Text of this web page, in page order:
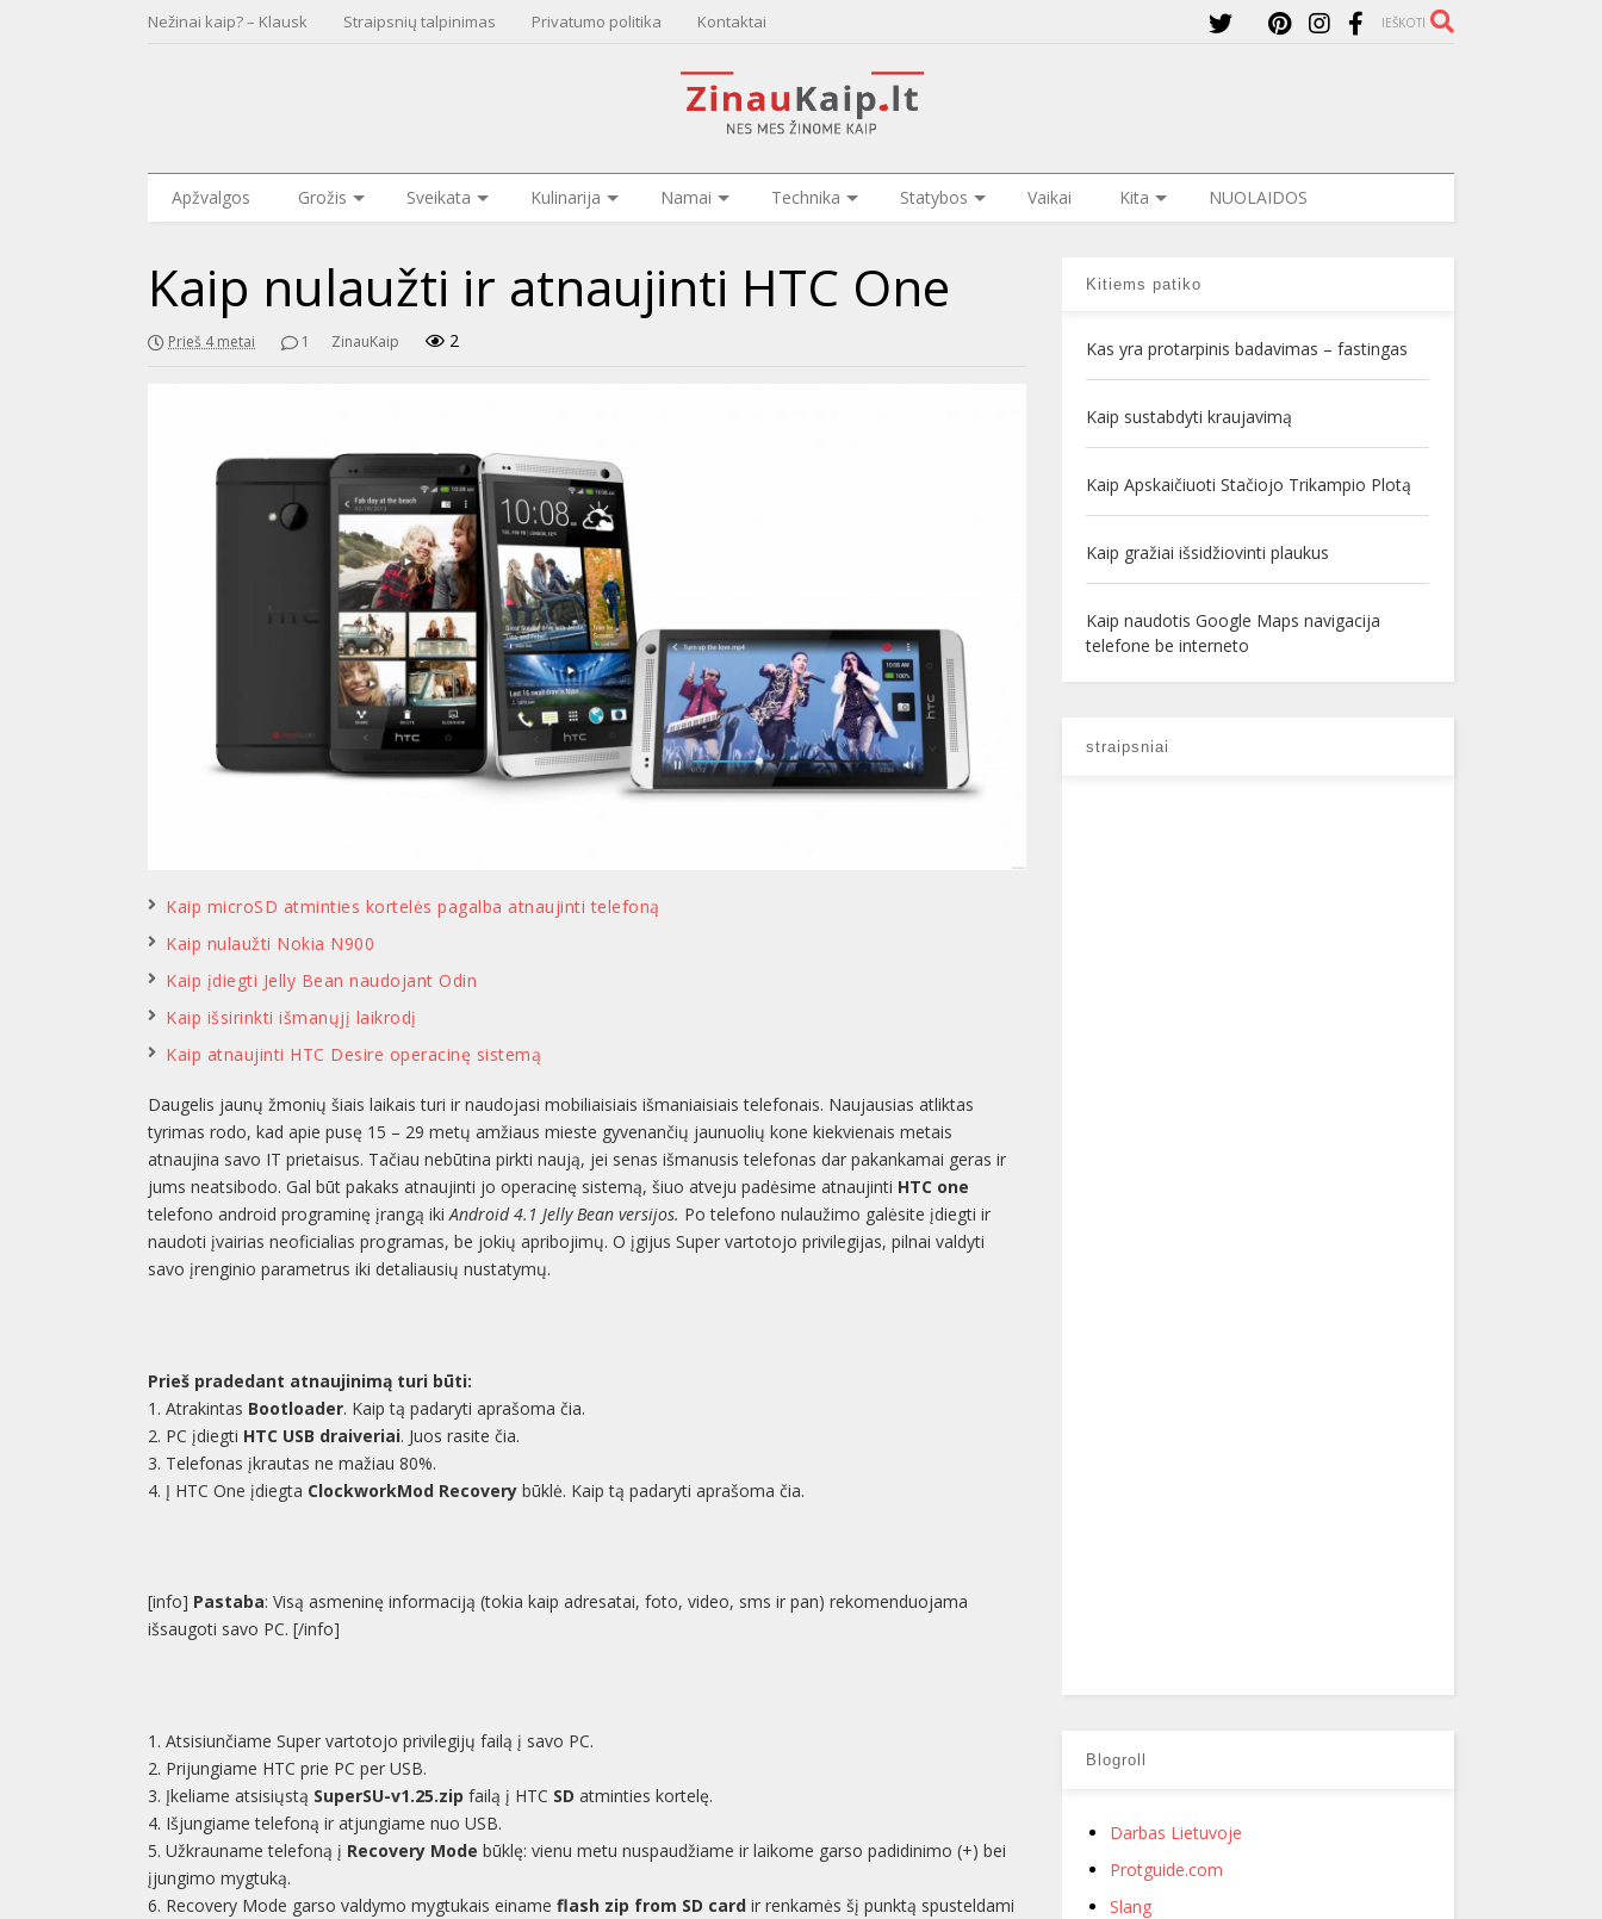
Nežinai kaip? – Klausk Straipsnių talpinimas Privatumo politika Kontaktai IEŠKOTI
Apžvalgos Grožis Sveikata Kulinarija Namai Technika Statybos Vaikai Kita NUOLAIDOS
Kaip nulaužti ir atnaujinti HTC One
Prieš 4 metai 1 ZinauKaip 2
Kaip microSD atminties kortelės pagalba atnaujinti telefoną
Kaip nulaužti Nokia N900
Kaip įdiegti Jelly Bean naudojant Odin
Kaip išsirinkti išmanųjį laikrodį
Kaip atnaujinti HTC Desire operacinę sistemą
Daugelis jaunų žmonių šiais laikais turi ir naudojasi mobiliaisiais išmaniaisiais telefonais. Naujausias atliktas
tyrimas rodo, kad apie pusę 15 – 29 metų amžiaus mieste gyvenančių jaunuolių kone kiekvienais metais
atnaujina savo IT prietaisus. Tačiau nebūtina pirkti naują, jei senas išmanusis telefonas dar pakankamai geras ir
jums neatsibodo. Gal būt pakaks atnaujinti jo operacinę sistemą, šiuo atveju padėsime atnaujinti HTC one
telefono android programinę įrangą ikiAndroid 4.1 Jelly Bean versijos. Po telefono nulaužimo galėsite įdiegti ir
naudoti įvairias neoficialias programas, be jokių apribojimų. O įgijus Super vartotojo privilegijas, pilnai valdyti
savo įrenginio parametrus iki detaliausių nustatymų.
Prieš pradedant atnaujinimą turi būti:
1. Atrakintas Bootloader. Kaip tą padaryti aprašoma čia.
2. PC įdiegti HTC USB draiveriai. Juos rasite čia.
3. Telefonas įkrautas ne mažiau 80%.
4. Į HTC One įdiegta ClockworkMod Recovery būklė. Kaip tą padaryti aprašoma čia.
[info] Pastaba: Visą asmeninę informaciją (tokia kaip adresatai, foto, video, sms ir pan) rekomenduojama
išsaugoti savo PC. [/info]
1. Atsisiunčiame Super vartotojo privilegijų failą į savo PC.
2. Prijungiame HTC prie PC per USB.
3. Įkeliame atsisiųstą SuperSU-v1.25.zip failą į HTC SD atminties kortelę.
4. Išjungiame telefoną ir atjungiame nuo USB.
5. Užkrauname telefoną į Recovery Mode būklę: vienu metu nuspaudžiame ir laikome garso padidinimo (+) bei
įjungimo mygtuką.
6. Recovery Mode garso valdymo mygtukais einameflash zip from SD card ir renkamės šį punktą spusteldami
Kitiems patiko
Kas yra protarpinis badavimas – fastingas
Kaip sustabdyti kraujavimą
Kaip Apskaičiuoti Stačiojo Trikampio Plotą
Kaip gražiai išsidžiovinti plaukus
Kaip naudotis Google Maps navigacija
telefone be interneto
straipsniai
Blogroll
Darbas Lietuvoje
Protguide.com
Slang